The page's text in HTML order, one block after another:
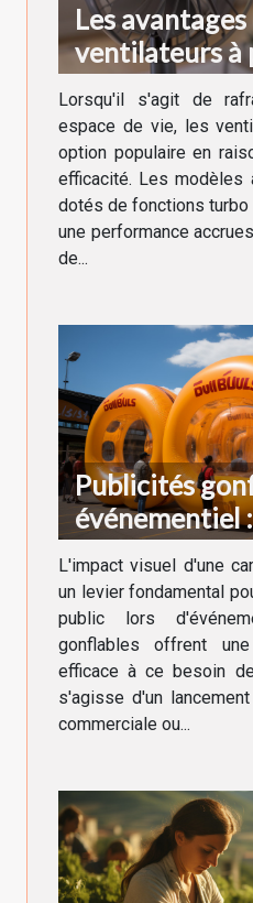
Les avantages
ventilateurs à
vitesses et
Lorsqu'il s'agit de
espace de vie, les
option populaire en
efficacité. Les
dotés de fonctions
une performance
de...
Publicités
événementiel
visibilité
L'impact visuel d'une
un levier fondamental
public lors
gonflables offrent
efficace à ce besoin
s'agisse d'un
commerciale ou...